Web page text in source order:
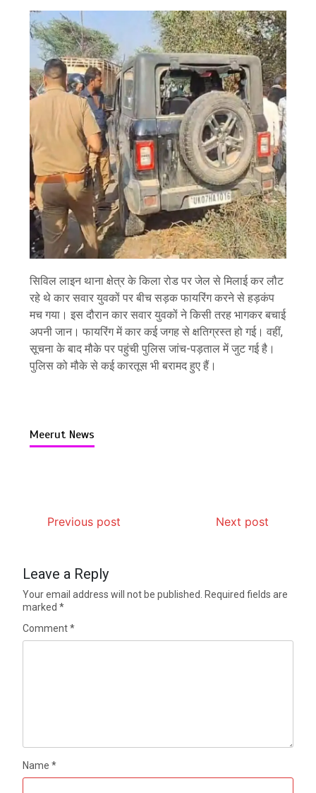
सिविल लाइन थाना क्षेत्र के किला रोड पर जेल से मिलाई कर लौट
रहे थे कार सवार युवकों पर बीच सड़क फायरिंग करने से हड़कंप
मच गया। इस दौरान कार सवार युवकों ने किसी तरह भागकर बचाई
अपनी जान। फायरिंग में कार कई जगह से क्षतिग्रस्त हो गई। वहीं,
सूचना के बाद मौके पर पहुंची पुलिस जांच-पड़ताल में जुट गई है।
पुलिस को मौके से कई कारतूस भी बरामद हुए हैं।
Meerut News
Previous post Next post
Leave a Reply
Your email address will not be published. Required fields are
marked*
Comment*
Name*